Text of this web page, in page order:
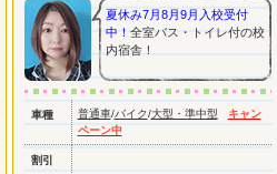
夏休み7月8月9月入校受付
中！ 全室バス・トイレ付の校
内宿舎！
車種 普通車/バイク/大型・準中型
キャン
ペーン中
割引